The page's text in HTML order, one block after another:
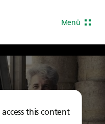
Menü
this content